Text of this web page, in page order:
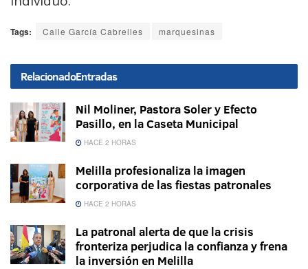
Tags: Calle García Cabrelles marquesinas
RelacionadoEntradas
Nil Moliner, Pastora Soler y Efecto
Pasillo, en la Caseta Municipal
HACE 2 HORAS
Melilla profesionaliza la imagen
corporativa de las fiestas patronales
HACE 2 HORAS
La patronal alerta de que la crisis
fronteriza perjudica la confianza y frena
la inversión en Melilla